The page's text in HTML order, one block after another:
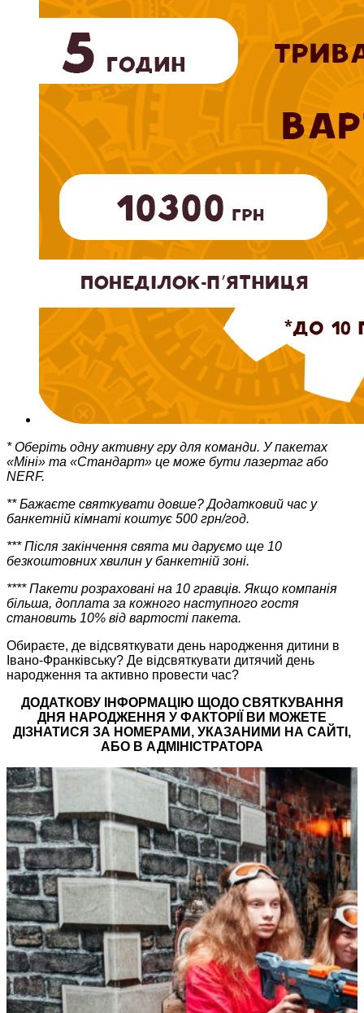
* Оберіть одну активну гру для команди. У пакетах
«Міні» та «Стандарт» це може бути лазертаг або
NERF.
** Бажаєте святкувати довше? Додатковий час у
банкетній кімнаті коштує 500 грн/год.
*** Після закінчення свята ми даруємо ще 10
безкоштовних хвилин у банкетній зоні.
**** Пакети розраховані на 10 гравців. Якщо компанія
більша, доплата за кожного наступного гостя
становить 10% від вартості пакета.
Обираєте, де відсвяткувати день народження дитини в
Івано-Франківську? Де відсвяткувати дитячий день
народження та активно провести час?
ДОДАТКОВУ ІНФОРМАЦІЮ ЩОДО СВЯТКУВАННЯ
ДНЯ НАРОДЖЕННЯ У ФАКТОРІЇ ВИ МОЖЕТЕ
ДІЗНАТИСЯ ЗА НОМЕРАМИ, УКАЗАНИМИ НА САЙТІ,
АБО В АДМІНІСТРАТОРА